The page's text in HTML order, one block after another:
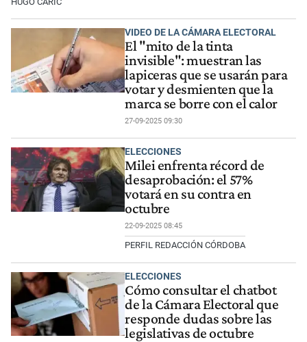
VIDEO DE LA CÁMARA ELECTORAL
El "mito de la tinta
invisible": muestran las
lapiceras que se usarán para
votar y desmienten que la
marca se borre con el calor
27-09-2025 09:30
ELECCIONES
Milei enfrenta récord de
desaprobación: el 57%
votará en su contra en
octubre
22-09-2025 08:45
PERFIL REDACCIÓN CÓRDOBA
ELECCIONES
Cómo consultar el chatbot
de la Cámara Electoral que
responde dudas sobre las
legislativas de octubre